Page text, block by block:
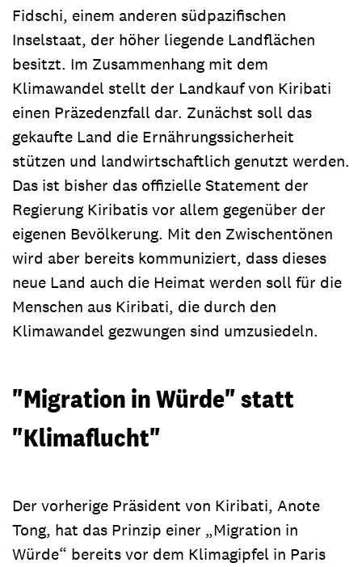
Fidschi, einem anderen südpazifischen
Inselstaat, der höher liegende Landflächen
besitzt. Im Zusammenhang mit dem
Klimawandel stellt der Landkauf von Kiribati
einen Präzedenzfall dar. Zunächst soll das
gekaufte Land die Ernährungssicherheit
stützen und landwirtschaftlich genutzt werden.
Das ist bisher das offizielle Statement der
Regierung Kiribatis vor allem gegenüber der
eigenen Bevölkerung. Mit den Zwischentönen
wird aber bereits kommuniziert, dass dieses
neue Land auch die Heimat werden soll für die
Menschen aus Kiribati, die durch den
Klimawandel gezwungen sind umzusiedeln.
"Migration in Würde" statt
"Klimaflucht"
Der vorherige Präsident von Kiribati, Anote
Tong, hat das Prinzip einer „Migration in
Würde“ bereits vor dem Klimagipfel in Paris